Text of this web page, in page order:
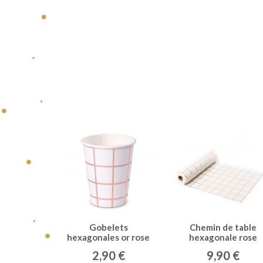
Gobelets
hexagonales or rose
2,90 €
Chemin de table
hexagonale rose
9,90 €